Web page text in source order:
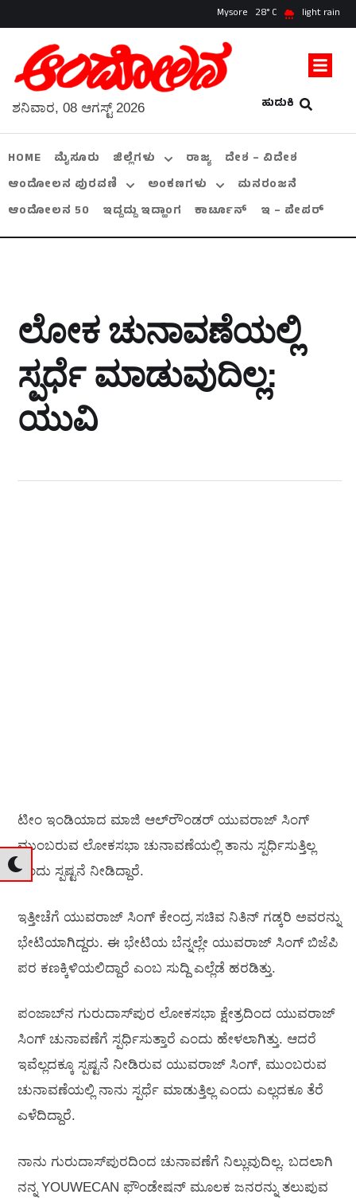
Mysore 28 light rain
ಹುಡುಕಿ
ಶನಿವಾರ, 08 ಆಗಸ್ಟ್ 2026
HOME ಮೈಸೂರು ಜಿಲ್ಲೆಗಳು ರಾಜ್ಯ
ದೇಶ – ವಿದೇಶ
ಆಂದೋಲನ ಪುರವಣಿ
ಅಂಕಣಗಳು
ಮನರಂಜನೆ
ಆಂದೋಲನ 50
ಇದ್ದದ್ದು ಇದ್ಹಾಂಗ ಕಾರ್ಟೂನ್ ಇ – ಪೇಪರ್
ಲೋಕ ಚುನಾವಣೆಯಲ್ಲಿ
ಸ್ಪರ್ಧೆ ಮಾಡುವುದಿಲ್ಲ:
ಯುವಿ
ಟೀಂ ಇಂಡಿಯಾದ ಮಾಜಿ ಆಲ್​ರೌಂಡರ್ ಯುವರಾಜ್ ಸಿಂಗ್
ಮುಂಬರುವ ಲೋಕಸಭಾ ಚುನಾವಣೆಯಲ್ಲಿ ತಾನು ಸ್ಪರ್ಧಿಸುತ್ತಿಲ್ಲ
ಎಂದು ಸ್ಪಷ್ಟನೆ ನೀಡಿದ್ದಾರೆ.
ಇತ್ತೀಚೆಗೆ ಯುವರಾಜ್ ಸಿಂಗ್ ಕೇಂದ್ರ ಸಚಿವ ನಿತಿನ್ ಗಡ್ಕರಿ ಅವರನ್ನು
ಭೇಟಿಯಾಗಿದ್ದರು. ಈ ಭೇಟಿಯ ಬೆನ್ನಲ್ಲೇ ಯುವರಾಜ್‌ ಸಿಂಗ್ ಬಿಜೆಪಿ
ಪರ ಕಣಕ್ಕಿಳಿಯಲಿದ್ದಾರೆ ಎಂಬ ಸುದ್ದಿ ಎಲ್ಲೆಡೆ ಹರಡಿತ್ತು.
ಪಂಜಾಬ್​ನ ಗುರುದಾಸ್​ಪುರ ಲೋಕಸಭಾ ಕ್ಷೇತ್ರದಿಂದ ಯುವರಾಜ್
ಸಿಂಗ್ ಚುನಾವಣೆಗೆ ಸ್ಪರ್ಧಿಸುತ್ತಾರೆ ಎಂದು ಹೇಳಲಾಗಿತ್ತು. ಆದರೆ
ಇವೆಲ್ಲದಕ್ಕೂ ಸ್ಪಷ್ಟನೆ ನೀಡಿರುವ ಯುವರಾಜ್ ಸಿಂಗ್, ಮುಂಬರುವ
ಚುನಾವಣೆಯಲ್ಲಿ ನಾನು ಸ್ಪರ್ಧೆ ಮಾಡುತ್ತಿಲ್ಲ ಎಂದು ಎಲ್ಲದಕೂ ತೆರೆ
ಎಳೆದಿದ್ದಾರೆ.
ನಾನು ಗುರುದಾಸ್‌ಪುರದಿಂದ ಚುನಾವಣೆಗೆ ನಿಲ್ಲುವುದಿಲ್ಲ. ಬದಲಾಗಿ
ನನ್ನ YOUWECAN ಫೌಂಡೇಷನ್ ಮೂಲಕ ಜನರನ್ನು ತಲುಪುವ